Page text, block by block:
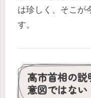
は珍しく、そこが
す。
高市首相の
意図ではない